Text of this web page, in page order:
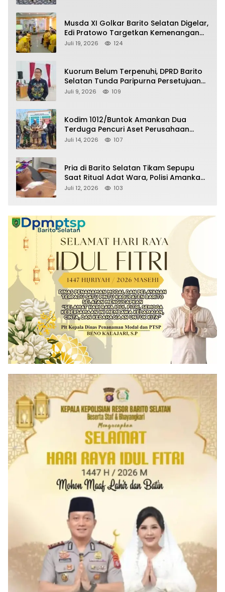
Musda XI Golkar Barito Selatan Digelar,
Edi Pratowo Targetkan Kemenangan
Partai pada Pemilu Mendatang
Juli 19, 2026 124
Kuorum Belum Terpenuhi, DPRD Barito
Selatan Tunda Paripurna Persetujuan
Raperda Pertanggungjawaban APBD
Juli 9, 2026 109
Kodim 1012/Buntok Amankan Dua
Terduga Pencuri Aset Perusahaan
Sitaan Satgas PKH, Satu Paket Diduga
Juli 14, 2026 107
Pria di Barito Selatan Tikam Sepupu
Saat Ritual Adat Wara, Polisi Amankan
Pelaku
Juli 12, 2026 103